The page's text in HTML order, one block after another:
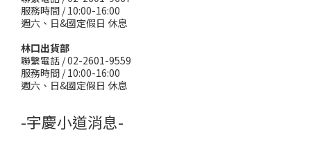
服務時間 / 10:00-16:00
週六、日&國定假日 休息
林口出貨部
聯繫電話 / 02-2601-9559
服務時間 / 10:00-16:00
週六、日&國定假日 休息
-宇慶小道消息-